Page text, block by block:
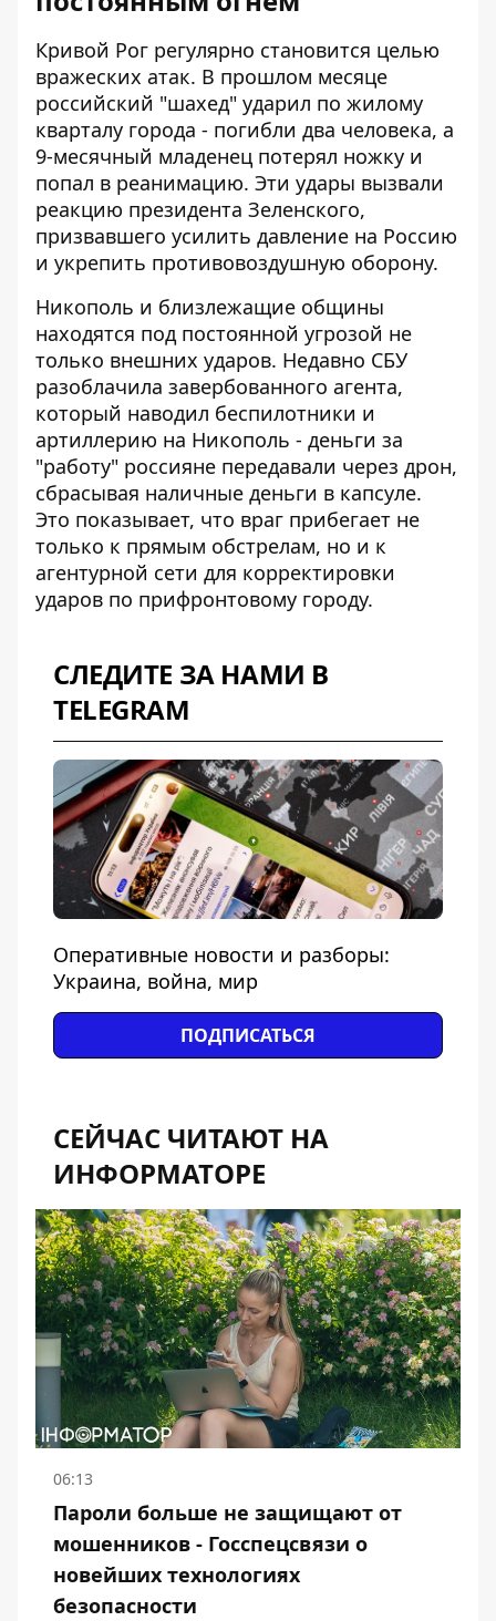
Кривой Рог регулярно становится целью
вражеских атак. В прошлом месяце
российский "шахед" ударил по жилому
кварталу города - погибли два человека, а
9-месячный младенец потерял ножку и
попал в реанимацию. Эти удары вызвали
реакцию президента Зеленского,
призвавшего усилить давление на Россию
и укрепить противовоздушную оборону.
Никополь и близлежащие общины
находятся под постоянной угрозой не
только внешних ударов. Недавно СБУ
разоблачила завербованного агента,
который наводил беспилотники и
артиллерию на Никополь - деньги за
"работу" россияне передавали через дрон,
сбрасывая наличные деньги в капсуле.
Это показывает, что враг прибегает не
только к прямым обстрелам, но и к
агентурной сети для корректировки
ударов по прифронтовому городу.
СЛЕДИТЕ ЗА НАМИ В
TELEGRAM
Оперативные новости и разборы:
Украина, война, мир
ПОДПИСАТЬСЯ
СЕЙЧАС ЧИТАЮТ НА
ИНФОРМАТОРЕ
06:13
Пароли больше не защищают от
мошенников - Госспецсвязи о
новейших технологиях
безопасности